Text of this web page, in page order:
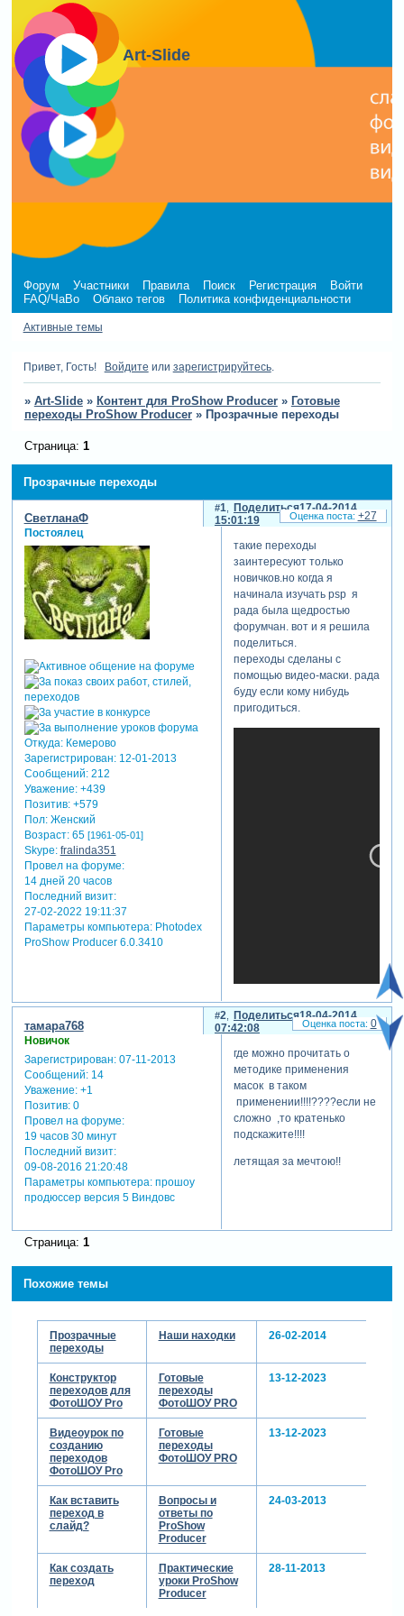
Art-Slide
Форум Участники Правила Поиск Регистрация
Войти
FAQ/ЧаВо
Облако тегов Политика конфиденциальности
Активные темы
Привет, Гость! Войдите или зарегистрируйтесь.
» Art-Slide » Контент для ProShow Producer » Готовые
переходы ProShow Producer » Прозрачные переходы
Прозрачные переходы
Страница: 1
Поделиться
1
17-04-2014
15:01:19
СветланаФ
Постоялец
Откуда:Кемерово
Зарегистрирован: 12-01-2013
Сообщений:212
Уважение: +439
Позитив: +579
Пол:Женский
Возраст:65 [1961-05-01]
Skype: fralinda351
Провел на форуме:
14 дней 20 часов
Последний визит:
27-02-2022 19:11:37
Параметры компьютера:Photodex
ProShow Producer 6.0.3410
такие переходы
заинтересуют только
новичков.но когда я
начинала изучать psp я
рада была щедростью
форумчан. вот и я решила
поделиться.
переходы сделаны с
помощью видео-маски. рада
буду если кому нибудь
пригодиться.
Зарегистрируйтесь, чтобы
увидеть ссылки
теги: переходы
+27
Поделиться
2
18-04-2014
07:42:08
тамара768
Новичок
Зарегистрирован: 07-11-2013
Сообщений:14
Уважение: +1
Позитив: 0
Провел на форуме:
19 часов 30 минут
Последний визит:
09-08-2016 21:20:48
Параметры компьютера:прошоу
продюссер версия 5 Виндовс
где можно прочитать о
методике применения
масок в таком
применении!!!!????если не
сложно ,то кратенько
подскажите!!!!
летящая за мечтою!!
0
Страница: 1
Похожие темы
Прозрачные
переходы
Наши находки 26-02-2014
Конструктор
переходов для
ФотоШОУ Pro
Готовые
переходы
ФотоШОУ PRO
13-12-2023
Видеоурок по
созданию
переходов
ФотоШОУ Pro
Готовые
переходы
ФотоШОУ PRO
13-12-2023
Как вставить
переход в
слайд?
Вопросы и
ответы по
ProShow
Producer
24-03-2013
Как создать
переход
Практические
уроки ProShow
Producer
28-11-2013